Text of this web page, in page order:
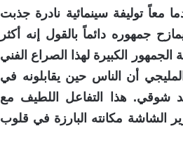
معاً توليفة سينمائية نادرة جذبت
جمهوره دائماً بالقول إنه أكثر
الكبيرة لهذا الصراع الفني
المليجي أن الناس حين يقابلونه في
شوقي. هذا التفاعل اللطيف مع
الشاشة مكانته البارزة في قلوب